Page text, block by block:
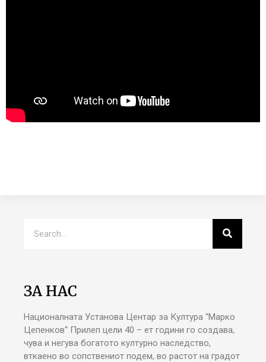
ЗА НАС
Националната Установа Центар за Култура “Марко
Цепенков“ Прилеп цели 40 – ет години го создава,
чува и негува богатото културно наследство,
вткаено во сопствениот подем, во растот на градот